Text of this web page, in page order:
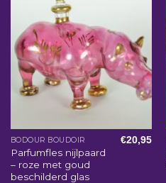
BODOUR BOUDOIR
Parfumfles nijlpaard
– roze met goud
beschilderd glas
€20,95